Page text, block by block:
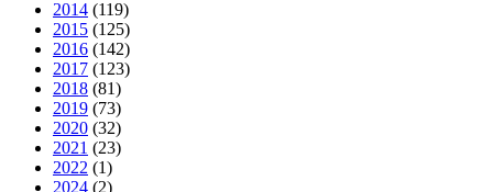
2014 (119)
2015 (125)
2016 (142)
2017 (123)
2018 (81)
2019 (73)
2020 (32)
2021 (23)
2022 (1)
2024 (2)